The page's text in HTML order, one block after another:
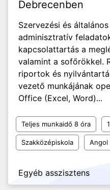
Debrecenben
Szervezési és
adminisztratív
kapcsolattartás a
valamint a sofőrökkel.
riportok és
vezető munkájának
Office (Excel, Word)...
Teljes munkaidő 8 óra
Szakközépiskola Angol
Egyéb asszisztens